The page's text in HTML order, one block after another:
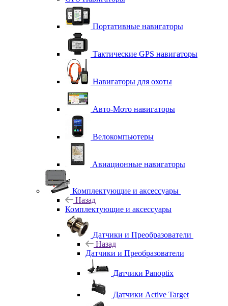
Портативные навигаторы
Тактические GPS навигаторы
Навигаторы для охоты
Авто-Мото навигаторы
Велокомпьютеры
Авиационные навигаторы
Комплектующие и аксессуары
Назад
Комплектующие и аксессуары
Датчики и Преобразователи
Назад
Датчики и Преобразователи
Датчики Panoptix
Датчики Active Target